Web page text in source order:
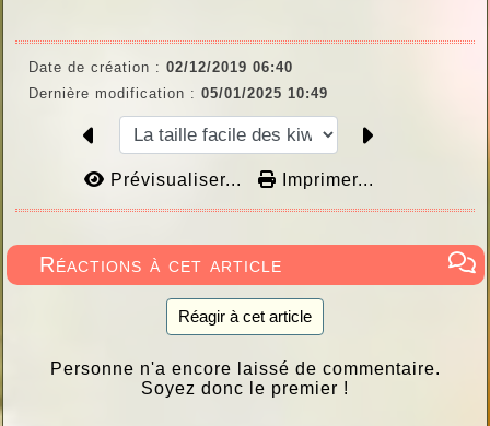
Date de création : 02/12/2019 06:40
Dernière modification : 05/01/2025 10:49
Prévisualiser... Imprimer...
Réactions à cet article
Réagir à cet article
Personne n'a encore laissé de commentaire.
Soyez donc le premier !